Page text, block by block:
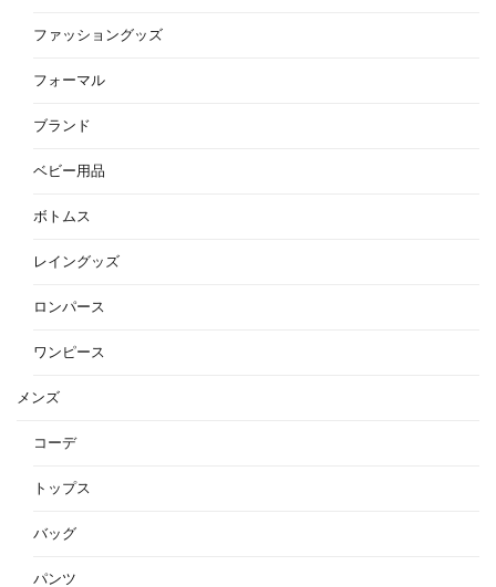
ファッショングッズ
フォーマル
ブランド
ベビー用品
ボトムス
レイングッズ
ロンパース
ワンピース
メンズ
コーデ
トップス
バッグ
パンツ